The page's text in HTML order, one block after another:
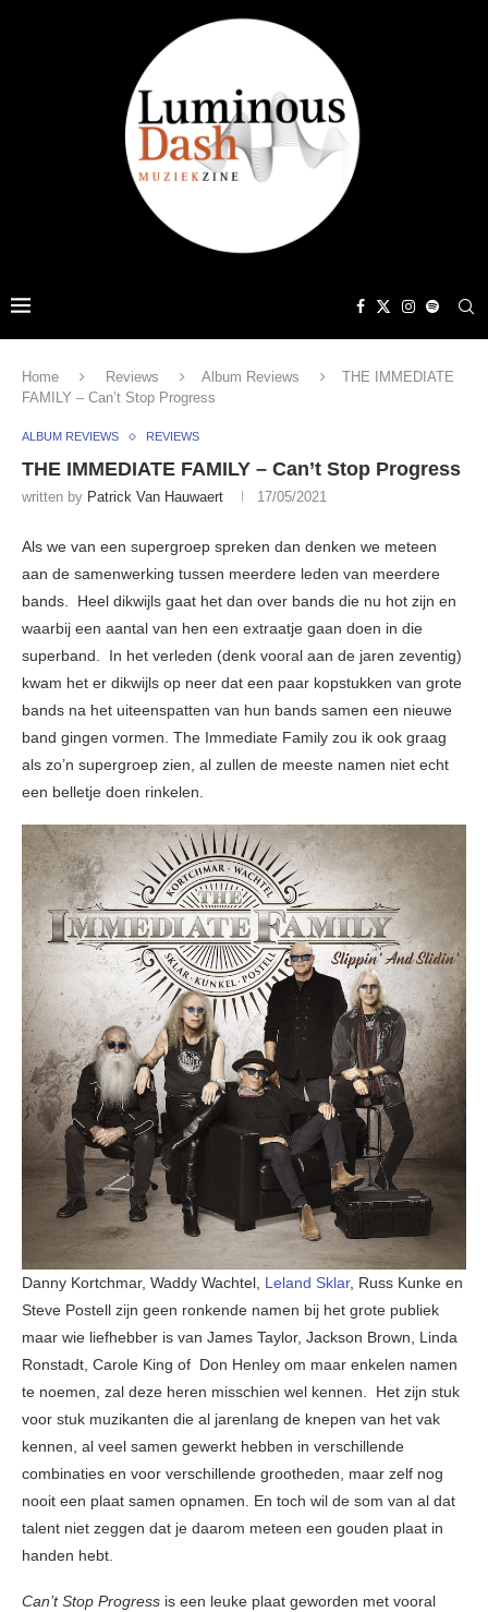
Home Reviews Album Reviews
THE IMMEDIATE
FAMILY – Can’t Stop Progress
ALBUM REVIEWS REVIEWS
THE IMMEDIATE FAMILY – Can’t Stop Progress
written by Patrick Van Hauwaert 17/05/2021
Als we van een supergroep spreken dan denken we meteen
aan de samenwerking tussen meerdere leden van meerdere
bands. Heel dikwijls gaat het dan over bands die nu hot zijn en
waarbij een aantal van hen een extraatje gaan doen in die
superband. In het verleden (denk vooral aan de jaren zeventig)
kwam het er dikwijls op neer dat een paar kopstukken van grote
bands na het uiteenspatten van hun bands samen een nieuwe
band gingen vormen. The Immediate Family zou ik ook graag
als zo’n supergroep zien, al zullen de meeste namen niet echt
een belletje doen rinkelen.
Danny Kortchmar, Waddy Wachtel, Leland Sklar, Russ Kunke en
Steve Postell zijn geen ronkende namen bij het grote publiek
maar wie liefhebber is van James Taylor, Jackson Brown, Linda
Ronstadt, Carole King of Don Henley om maar enkelen namen
te noemen, zal deze heren misschien wel kennen. Het zijn stuk
voor stuk muzikanten die al jarenlang de knepen van het vak
kennen, al veel samen gewerkt hebben in verschillende
combinaties en voor verschillende grootheden, maar zelf nog
nooit een plaat samen opnamen. En toch wil de som van al dat
talent niet zeggen dat je daarom meteen een gouden plaat in
handen hebt.
Can’t Stop Progress is een leuke plaat geworden met vooral